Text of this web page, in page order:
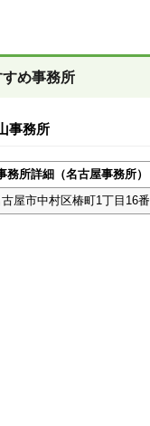
め事務所
事務所
務所詳細（名古屋事務所）
屋市中村区椿町1丁目16